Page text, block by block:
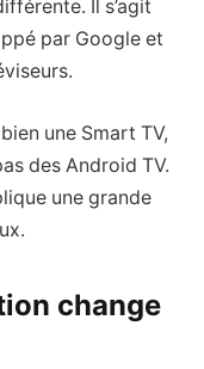
Il s’agit
par Google et
une Smart TV,
des Android TV.
une grande
change